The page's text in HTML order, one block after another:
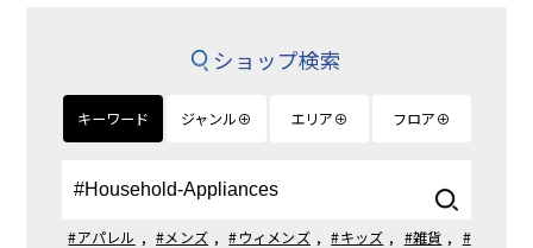
ショップ検索
キーワード ジャンル⊕ エリア⊕ フロア⊕
#アパレル , #メンズ , #ウィメンズ , #キッズ , #雑貨 , #